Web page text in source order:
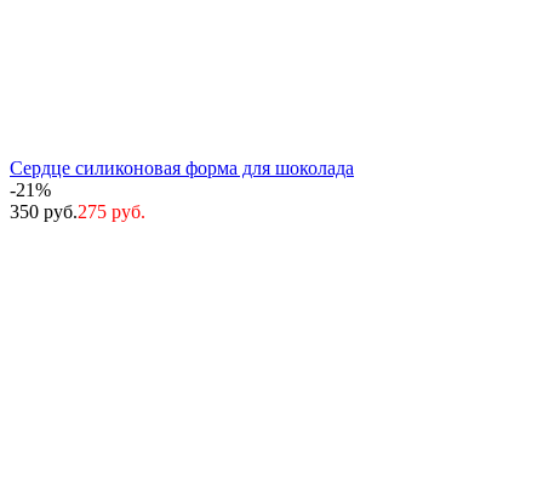
Сердце силиконовая форма для шоколада
-21%
350 руб.275 руб.